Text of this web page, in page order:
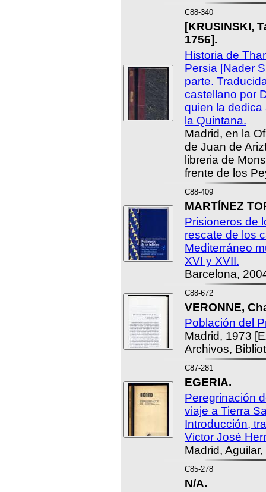
C88-340
[KRUSINSKI,
1756].
Historia de
Persia [Nader
parte.
castellano por
quien la
la Quintana.
Madrid, en la
de Juan de
libreria de
frente de los
C88-409
MARTÍNEZ
Prisioneros de
rescate de los
Mediterráneo
XVI y XVII.
Barcelona,
C88-672
VERONNE,
Población del
Madrid, 1973
Archivos,
C87-281
EGERIA.
Peregrinación
viaje a Tierra
Introducción,
Victor José
Madrid,
C85-278
N/A.